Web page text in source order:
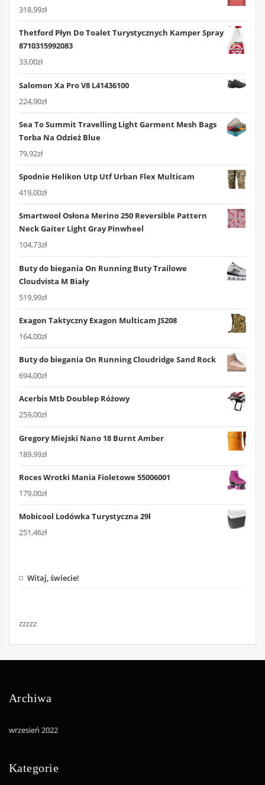
318,99zł
Thetford Płyn Do Toalet Turystycznych Kamper Spray
8710315992083
33,00zł
Salomon Xa Pro V8 L41436100
224,90zł
Sea To Summit Travelling Light Garment Mesh Bags
Torba Na Odzież Blue
79,92zł
Spodnie Helikon Utp Utf Urban Flex Multicam
419,00zł
Smartwool Osłona Merino 250 Reversible Pattern
Neck Gaiter Light Gray Pinwheel
104,73zł
Buty do biegania On Running Buty Trailowe
Cloudvista M Biały
519,99zł
Exagon Taktyczny Exagon Multicam JS208
164,00zł
Buty do biegania On Running Cloudridge Sand Rock
694,00zł
Acerbis Mtb Doublep Różowy
259,00zł
Gregory Miejski Nano 18 Burnt Amber
189,99zł
Roces Wrotki Mania Fioletowe 55006001
179,00zł
Mobicool Lodówka Turystyczna 29l
251,46zł
Witaj, świecie!
zzzzz
Archiwa
wrzesień 2022
Kategorie